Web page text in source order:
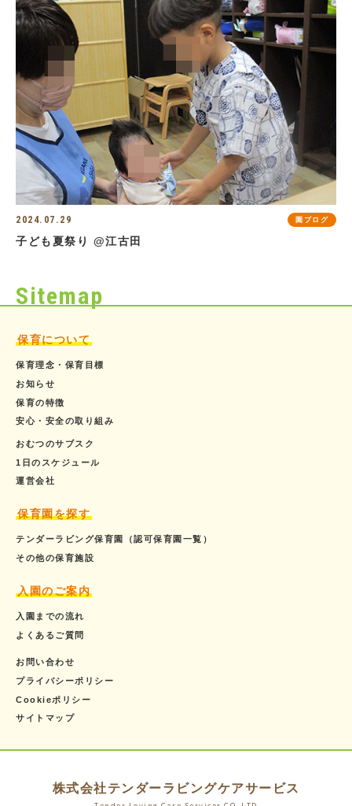
2024.07.29 園ブログ
子ども夏祭り @江古田
Sitemap
保育について
保育理念・保育目標
お知らせ
保育の特徴
安心・安全の取り組み
おむつのサブスク
1日のスケジュール
運営会社
保育園を探す
テンダーラビング保育園（認可保育園一覧）
その他の保育施設
入園のご案内
入園までの流れ
よくあるご質問
お問い合わせ
プライバシーポリシー
Cookieポリシー
サイトマップ
株式会社テンダーラビングケアサービス